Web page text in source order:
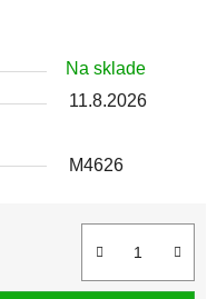
Na sklade
11.8.2026
M4626